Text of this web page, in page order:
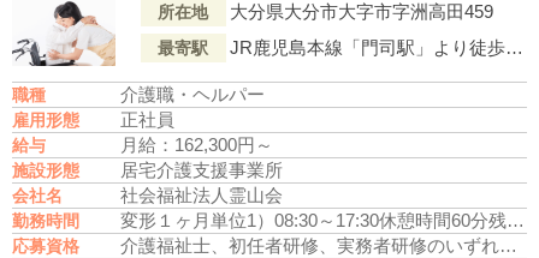
所在地 大分県大分市大字市字洲高田459
最寄駅 JR鹿児島本線「門司駅」より徒歩3分
職種 介護職・ヘルパー
雇用形態 正社員
給与 月給：162,300円～
施設形態 居宅介護支援事業所
会社名 社会福祉法人霊山会
勤務時間 変形１ヶ月単位1）08:30～17:30休憩時間60分残業月平均15時間
応募資格 介護福祉士、初任者研修、実務者研修のいずれかの資格をお持ちの方